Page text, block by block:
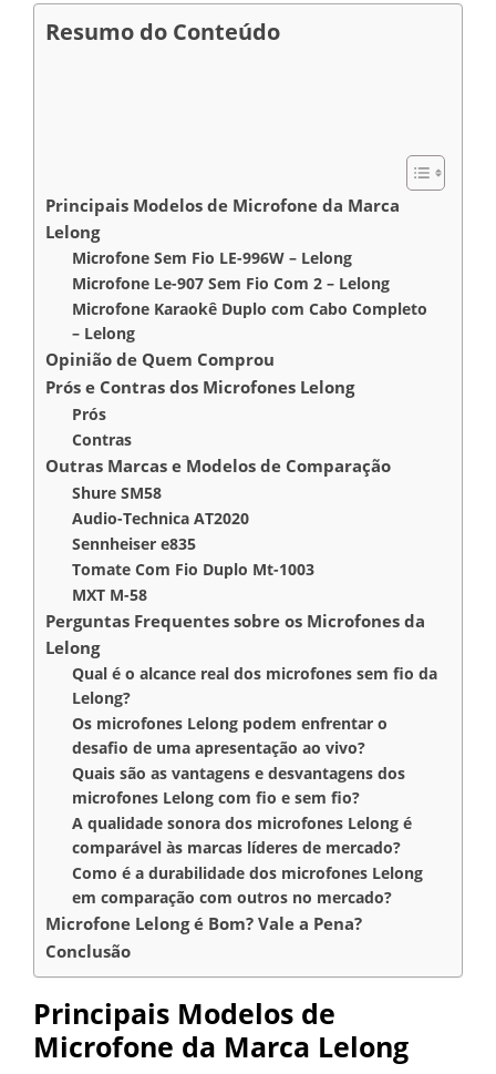
Resumo do Conteúdo
Principais Modelos de Microfone da Marca
Lelong
Microfone Sem Fio LE-996W – Lelong
Microfone Le-907 Sem Fio Com 2 – Lelong
Microfone Karaokê Duplo com Cabo Completo
– Lelong
Opinião de Quem Comprou
Prós e Contras dos Microfones Lelong
Prós
Contras
Outras Marcas e Modelos de Comparação
Shure SM58
Audio-Technica AT2020
Sennheiser e835
Tomate Com Fio Duplo Mt-1003
MXT M-58
Perguntas Frequentes sobre os Microfones da
Lelong
Qual é o alcance real dos microfones sem fio da
Lelong?
Os microfones Lelong podem enfrentar o
desafio de uma apresentação ao vivo?
Quais são as vantagens e desvantagens dos
microfones Lelong com fio e sem fio?
A qualidade sonora dos microfones Lelong é
comparável às marcas líderes de mercado?
Como é a durabilidade dos microfones Lelong
em comparação com outros no mercado?
Microfone Lelong é Bom? Vale a Pena?
Conclusão
Principais Modelos de
Microfone da Marca Lelong